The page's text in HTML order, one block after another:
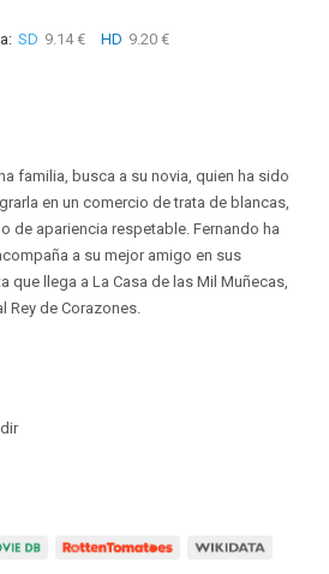
SD 9.14 € HD 9.20 €
familia, busca a su novia, quien ha sido
en un comercio de trata de blancas,
de apariencia respetable. Fernando ha
a su mejor amigo en sus
que llega a La Casa de las Mil Muñecas,
Rey de Corazones.